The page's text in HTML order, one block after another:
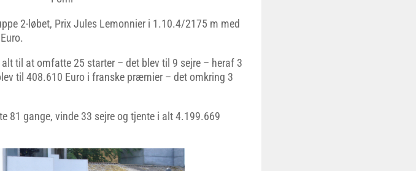
2-løbet, Prix Jules Lemonnier i 1.10.4/2175 m med
til at omfatte 25 starter – det blev til 9 sejre – heraf 3
til 408.610 Euro i franske præmier – det omkring 3
81 gange, vinde 33 sejre og tjente i alt 4.199.669